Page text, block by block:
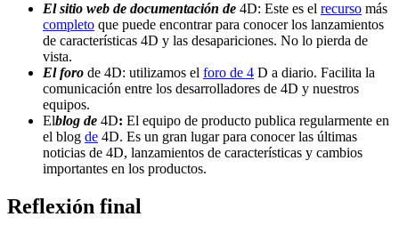
El sitio web de documentación de 4D: Este es el recurso más
completo que puede encontrar para conocer los lanzamientos
de características 4D y las desapariciones. No lo pierda de
vista.
El foro de 4D: utilizamos el foro de 4 D a diario. Facilita la
comunicación entre los desarrolladores de 4D y nuestros
equipos.
Elblog de 4D: El equipo de producto publica regularmente en
el blog de 4D. Es un gran lugar para conocer las últimas
noticias de 4D, lanzamientos de características y cambios
importantes en los productos.
Reflexión final